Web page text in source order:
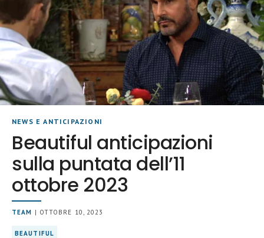
NEWS E ANTICIPAZIONI
Beautiful anticipazioni
sulla puntata dell’11
ottobre 2023
TEAM | OTTOBRE 10, 2023
BEAUTIFUL